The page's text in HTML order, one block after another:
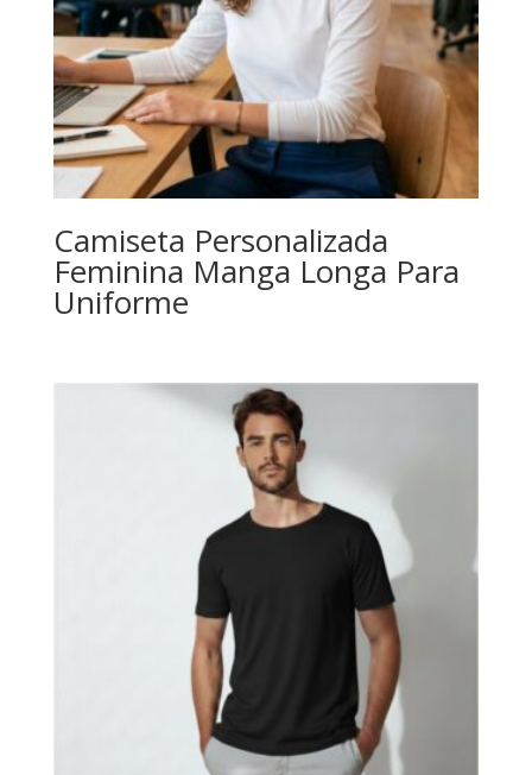
Camiseta Personalizada
Feminina Manga Longa Para
Uniforme